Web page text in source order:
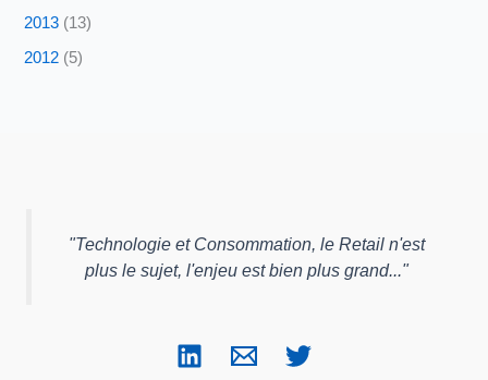
2013 (13)
2012 (5)
"Technologie et Consommation, le Retail n'est
plus le sujet, l'enjeu est bien plus grand... "